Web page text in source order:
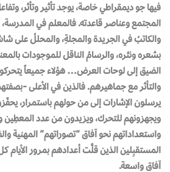
فيها جو ديمقراطي خاصة، يوجد تأثير وتأثر،
المجتمع وعناصر قاعدته. فالمعلم في
والكاتبُ في الجريدة والمجلةِ، والمحللُ على
بشعره ونثره، والرسامُ الناقل للموجودات
الضيق إلى لوحات العرض… هؤلاء جميعاً
والتأثر مع جماهيرهم. فالذين في الأعلى -
يرسلون الإشارات إلى من حولهم باستمرار،
ويجهزونهم للتحرك، ويزيدون من عدد المعطِين
واستعداداتهم نحو آفاق “تصوراتهم” المهنية
المستقبِلين الذين قلَّت أعدادهم بمرور
آفاق واسعة.